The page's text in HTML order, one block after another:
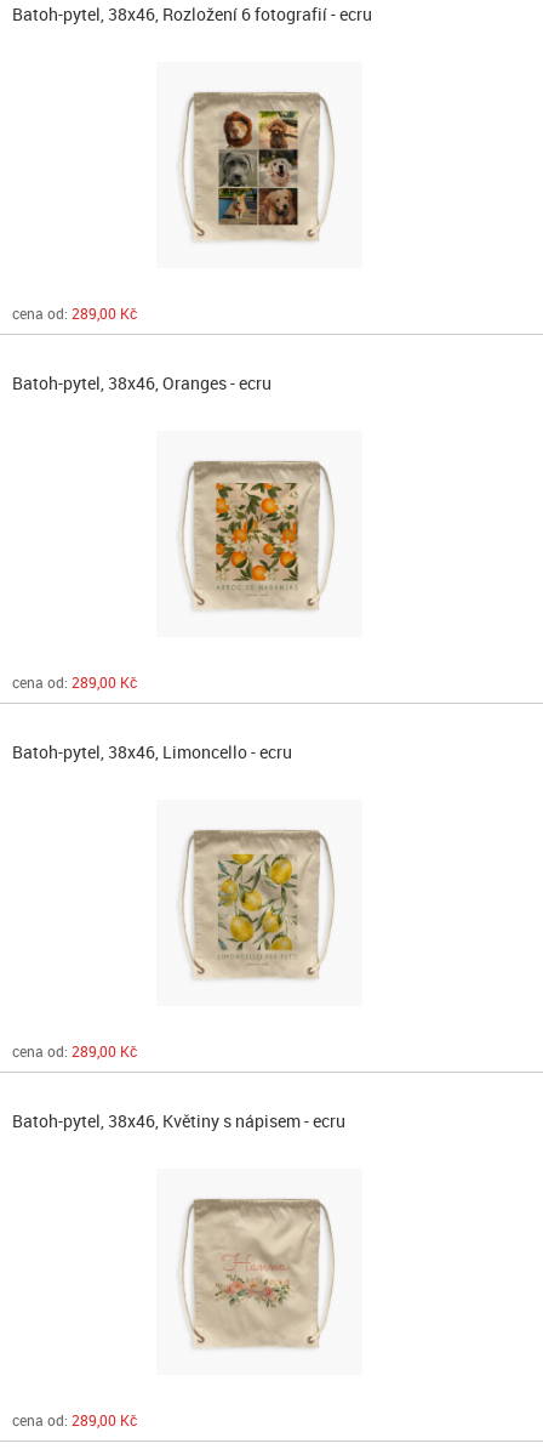
Batoh-pytel, 38x46, Rozložení 6 fotografií - ecru
cena od: 289,00 Kč
Batoh-pytel, 38x46, Oranges - ecru
cena od: 289,00 Kč
Batoh-pytel, 38x46, Limoncello - ecru
cena od: 289,00 Kč
Batoh-pytel, 38x46, Květiny s nápisem - ecru
cena od: 289,00 Kč